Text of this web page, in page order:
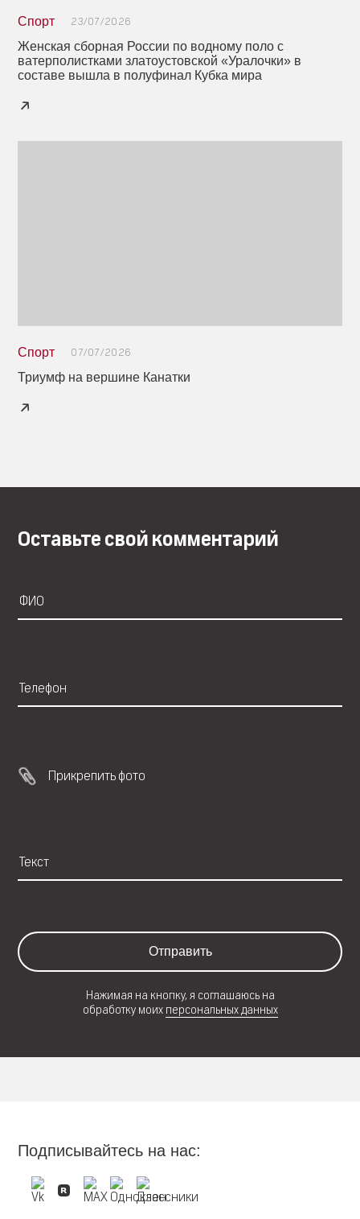
Спорт 23/07/2026
Женская сборная России по водному поло с
ватерполистками златоустовской «Уралочки» в
составе вышла в полуфинал Кубка мира
Спорт 07/07/2026
Триумф на вершине Канатки
Оставьте свой комментарий
Прикрепить фото
Отправить
Нажимая на кнопку, я соглашаюсь на
обработку моих персональных данных
Подписывайтесь на нас: